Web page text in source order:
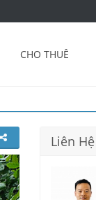
CHO THUÊ
Liên Hệ